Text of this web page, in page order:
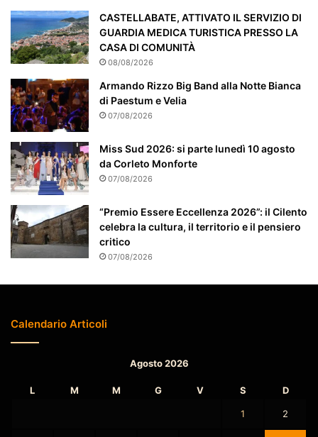
n
e
a
t
e
n
z
i
o
n
a
t
o
CASTELLABATE, ATTIVATO IL SERVIZIO DI
GUARDIA MEDICA TURISTICA PRESSO LA
CASA DI COMUNITÀ
08/08/2026
Armando Rizzo Big Band alla Notte Bianca
di Paestum e Velia
07/08/2026
Miss Sud 2026: si parte lunedì 10 agosto
da Corleto Monforte
07/08/2026
“Premio Essere Eccellenza 2026”: il Cilento
celebra la cultura, il territorio e il pensiero
critico
07/08/2026
Calendario Articoli
Agosto 2026
L M M G V S D
1 2